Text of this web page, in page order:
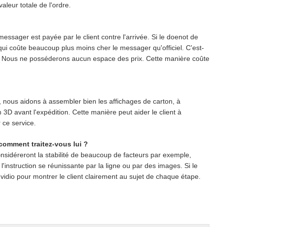
totale de l'ordre.
est payée par le client contre l'arrivée. Si le doenot de
coûte beaucoup plus moins cher le messager qu'officiel. C'est-
ne posséderons aucun espace des prix. Cette manière coûte
aidons à assembler bien les affichages de carton, à
avant l'expédition. Cette manière peut aider le client à
service.
traitez-vous lui ?
la stabilité de beaucoup de facteurs par exemple,
se réunissante par la ligne ou par des images. Si le
pour montrer le client clairement au sujet de chaque étape.